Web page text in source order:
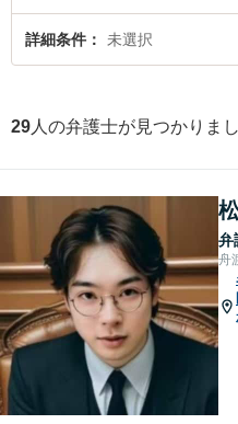
い』『初回相談無料で永住権を法律
予約したい』などでお困りの相談者さ
詳細条件 未選択
29 人の弁護士が見つかりま
弁
舟